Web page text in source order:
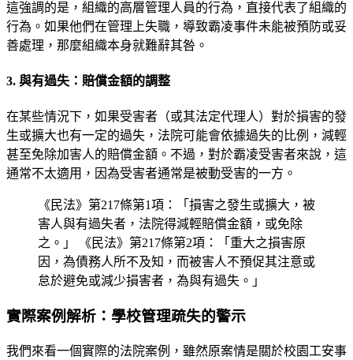
這強調的是，組織的高層管理人員的行為，直接代表了組織的
行為。如果他們在管理上失職，導致霸凌事件未能被預防或妥
善處理，那麼組織本身就難辭其咎。
3. 與有過失：賠償金額的調整
在某些情況下，如果受害者（或其法定代理人）對於損害的發
生或擴大也有一定的過失，法院可能會依據過失的比例，減輕
甚至免除加害人的賠償金額。不過，對於霸凌受害者來說，這
通常不太適用，因為受害者通常是被動受害的一方。
《民法》第217條第1項：「損害之發生或擴大，被
害人與有過失者，法院得減輕賠償金額，或免除
之。」 《民法》第217條第2項：「重大之損害原
因，為債務人所不及知，而被害人不預促其注意或
怠於避免或減少損害者，為與有過失。」
實際案例解析：學校管理疏失的警示
我們來看一個實際的法院案例，雖然原案情是關於校園工安事